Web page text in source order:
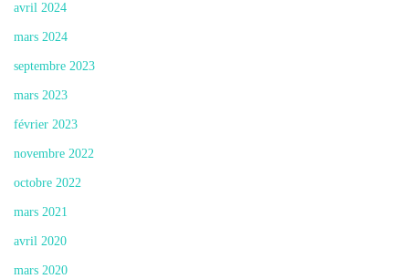
avril 2024
mars 2024
septembre 2023
mars 2023
février 2023
novembre 2022
octobre 2022
mars 2021
avril 2020
mars 2020